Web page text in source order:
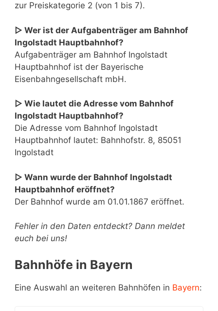
zur Preiskategorie 2 (von 1 bis 7).
▷ Wer ist der Aufgabenträger am Bahnhof
Ingolstadt Hauptbahnhof?
Aufgabenträger am Bahnhof Ingolstadt
Hauptbahnhof ist der Bayerische
Eisenbahngesellschaft mbH.
▷ Wie lautet die Adresse vom Bahnhof
Ingolstadt Hauptbahnhof?
Die Adresse vom Bahnhof Ingolstadt
Hauptbahnhof lautet: Bahnhofstr. 8, 85051
Ingolstadt
▷ Wann wurde der Bahnhof Ingolstadt
Hauptbahnhof eröffnet?
Der Bahnhof wurde am 01.01.1867 eröffnet.
Fehler in den Daten entdeckt? Dann meldet
euch bei uns!
Bahnhöfe in Bayern
Eine Auswahl an weiteren Bahnhöfen in Bayern: